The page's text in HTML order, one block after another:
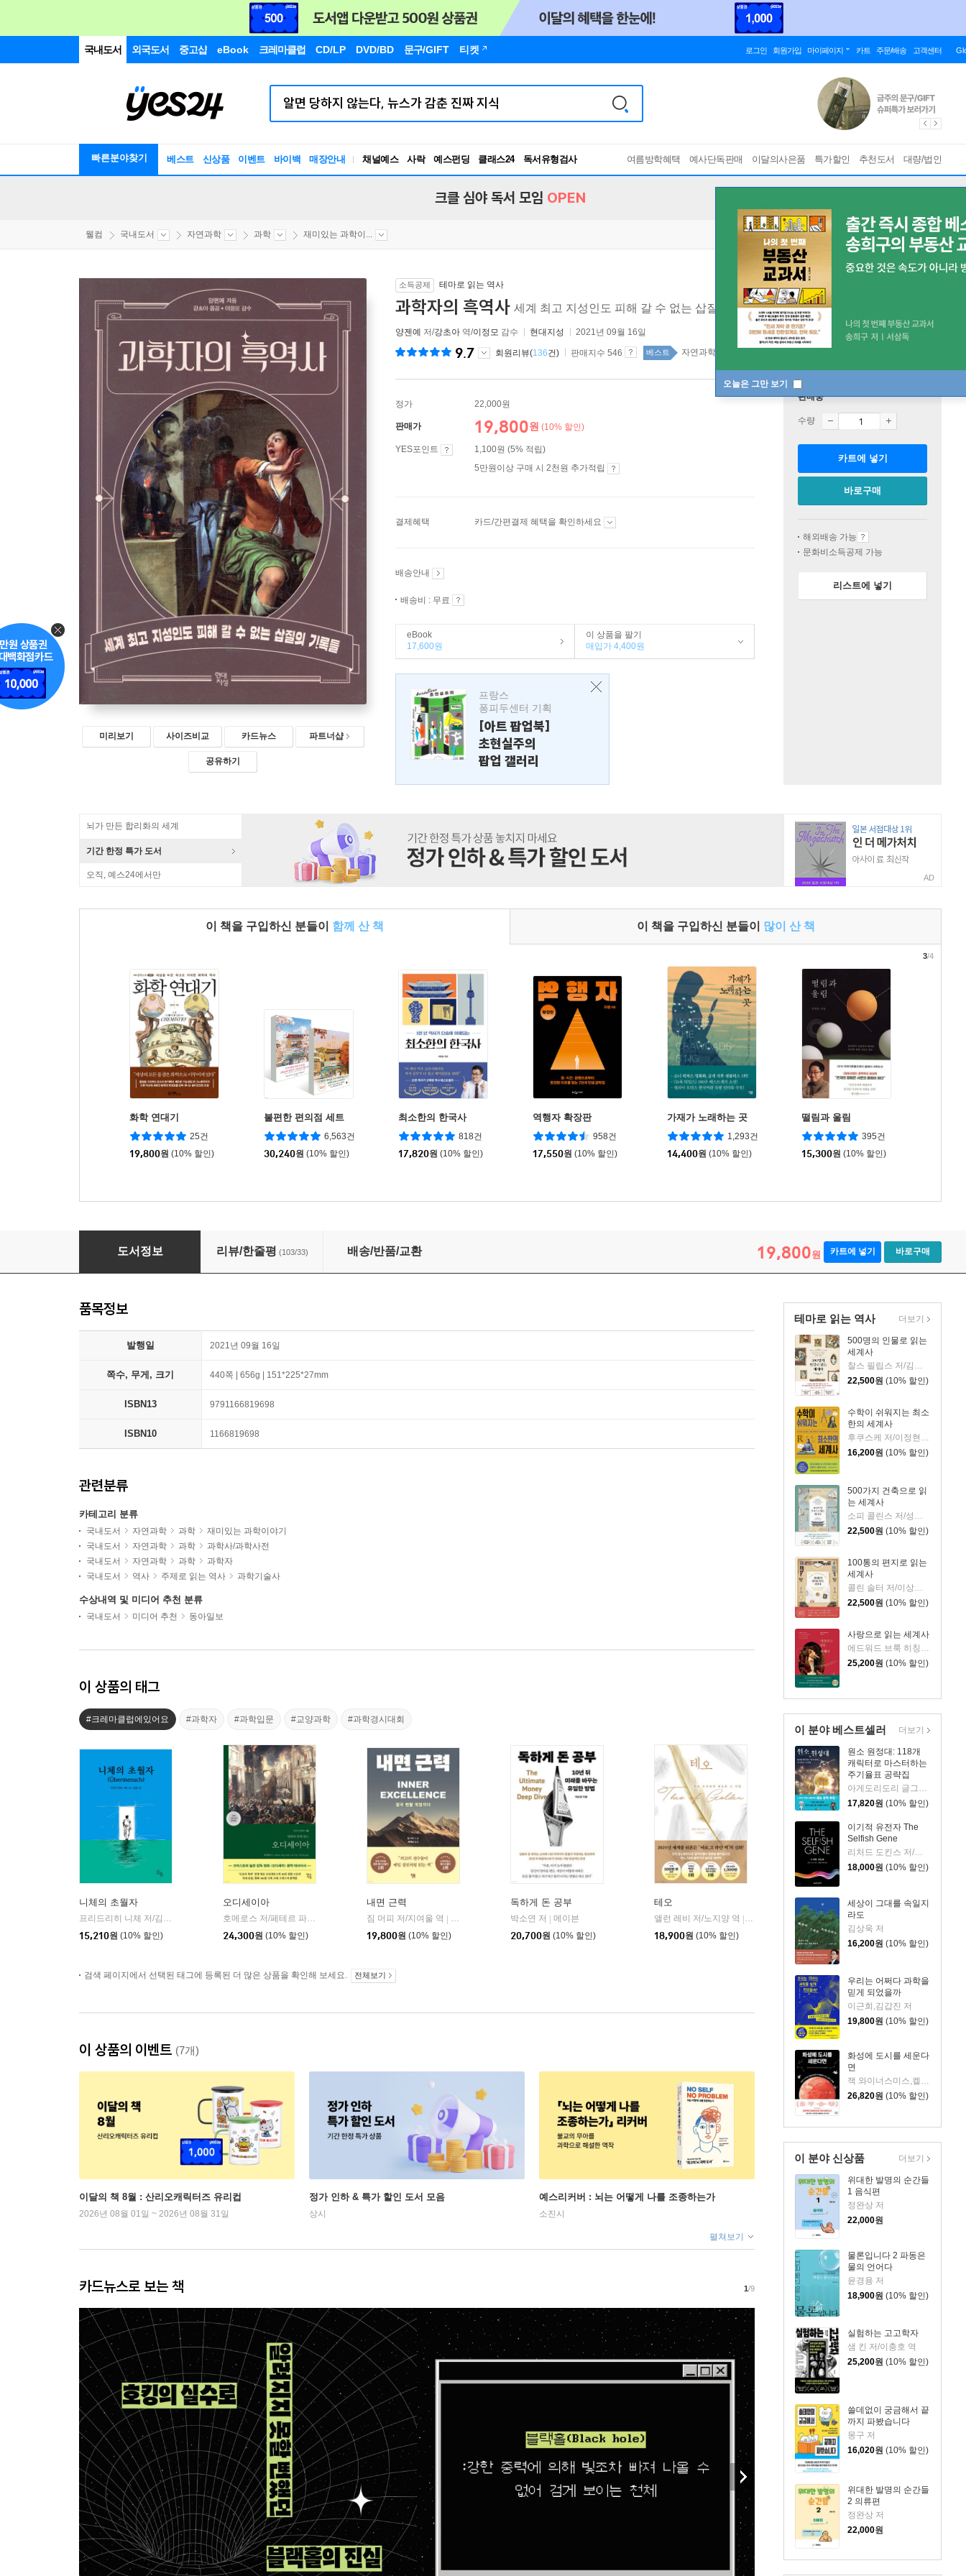
국내도서 외국도서 중고샵 eBook 크레마클럽 CD/LP DVD/BD 문구/GIFT 티켓 로그인 회원가입 마이페이지 카트 주문/배송 고객센터
빠른분야찾기 베스트 신상품 이벤트 바이백 매장안내 채널예스 사락 예스펀딩 클래스24
독서유형검사
RBTI Lab
여름방학혜택 예사단독판매 이달의사은품 특가할인 추천도서 대량/법인
오늘은 그만 보기
크클 심야 독서 모임 OPEN
웰컴 국내도서 자연과학 과학 재미있는 과학이...
미리보기 사이즈비교 카드뉴스 파트너샵
공유하기
소득공제 테마로 읽는 역사
과학자의 흑역사 세계 최고 지성인도 피해 갈 수 없는 삽질의 기록들
양젠예 저/강초아 역/이정모 감수 현대지성 2021년 09월 16일
9.7 회원리뷰(136건) 판매지수 546 베스트 자연과학 top100 9주
정가 22,000원
판매가 19,800원 (10% 할인)
YES포인트
1,100원 (5% 적립)
5만원이상 구매 시 2천원 추가적립
결제혜택 카드/간편결제 혜택을 확인하세요
배송안내
배송비 : 무료
eBook
17,600원
이 상품을 팔기
매입가 4,400원
프랑스
퐁피두센터 기획
[아트 팝업북]
초현실주의
팝업 갤러리
판매중
수량
카트에 넣기
바로구매
해외배송 가능
문화비소득공제 가능
리스트에 넣기
뇌가 만든 합리화의 세계
기간 한정 특가 도서
오직, 예스24에서만 AD
이 책을 구입하신 분들이 함께 산 책 이 책을 구입하신 분들이 많이 산 책
화학 연대기
25건
19,800원 (10% 할인)
불편한 편의점 세트
6,563건
30,240원 (10% 할인)
최소한의 한국사
818건
17,820원 (10% 할인)
역행자 확장판
958건
17,550원 (10% 할인)
가재가 노래하는 곳
1,293건
14,400원 (10% 할인)
떨림과 울림
395건
15,300원 (10% 할인)
3/4
과학자의 흑역사
도서정보 리뷰/한줄평 (103/33) 배송/반품/교환 19,800원 카트에 넣기 바로구매
테마로 읽는 역사
500명의 인물로 읽는
세계사
찰스 필립스 저/김봉중 감수/임지연 역
22,500원 (10% 할인)
수학이 쉬워지는 최소
한의 세계사
후쿠스케 저/이정현 역
16,200원 (10% 할인)
500가지 건축으로 읽
는 세계사
22,500원 (10% 할인)
100통의 편지로 읽는
세계사
콜린 솔터 저/이상미 역
22,500원 (10% 할인)
사랑으로 읽는 세계사
에드워드 브룩 히칭 저/신솔잎 역
25,200원 (10% 할인)
더보기
이 분야 베스트셀러
원소 원정대: 118개
캐릭터로 마스터하는
주기율표 공략집
아게도리도리 글그림/박재현 역/장홍제 감수
17,820원 (10% 할인)
이기적 유전자 The
Selfish Gene
18,000원 (10% 할인)
세상이 그대를 속일지
라도
김상욱 저
16,200원 (10% 할인)
우리는 어쩌다 과학을
믿게 되었을까
이근희,김갑진 저
19,800원 (10% 할인)
화성에 도시를 세운다
면
잭 와이너스미스,켈리 와이너스미스 저/지웅배 역
26,820원 (10% 할인)
더보기
이 분야 신상품
위대한 발명의 순간들
1 음식편
정완상 저
22,000원
물론입니다 2 파동은
물의 언어다
윤경용 저
18,900원 (10% 할인)
실험하는 고고학자
샘 킨 저/이충호 역
25,200원 (10% 할인)
쓸데없이 궁금해서 끝
까지 파봤습니다
몽구 저
16,020원 (10% 할인)
위대한 발명의 순간들
2 의류편
정완상 저
22,000원
더보기
품목정보
발행일 2021년 09월 16일
쪽수, 무게, 크기 440쪽 | 656g | 151*225*27mm
ISBN13 9791166819698
ISBN10 1166819698
관련분류
카테고리 분류
국내도서 자연과학 과학
재미있는 과학이야기
국내도서
자연과학 과학
과학사/과학사전
국내도서
자연과학 과학
과학자
국내도서
역사 주제로 읽는 역사 과학기술사
수상내역 및 미디어 추천 분류
국내도서 미디어 추천 동아일보
이 상품의 태그
#크레마클럽에있어요 #과학자 #과학입문 #교양과학 #과학경시대회
니체의 초월자
프리드리히 니체 저/김철 편역
15,210원 (10% 할인)
오디세이아
호메로스 저/페테르 파울 루벤스 그림/박문재 역 | 현대지성
24,300원 (10% 할인)
내면 근력
짐 머피 저/지여울 역
윌북(willbook)
19,800원 (10% 할인)
독하게 돈 공부
박소연 저
메이븐
20,700원 (10% 할인)
테오
앨런 레비 저/노지양 역
오팬하우스
18,900원 (10% 할인)
검색 페이지에서 선택된 태그에 등록된 더 많은 상품을 확인해 보세요. 전체보기
이 상품의 이벤트 (7개)
이달의 책 8월 : 산리오캐릭터즈 유리컵
2026년 08월 01일 ~ 2026년 08월 31일
정가 인하 & 특가 할인 도서 모음
상시
예스리커버 : 뇌는 어떻게 나를 조종하는가
소진시
펼쳐보기
카드뉴스로 보는 책 1/9